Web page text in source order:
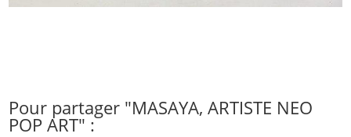
Pour partager "MASAYA, ARTISTE NEO
POP ART" :